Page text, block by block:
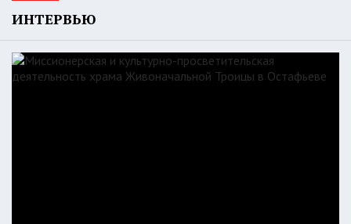
ИНТЕРВЬЮ